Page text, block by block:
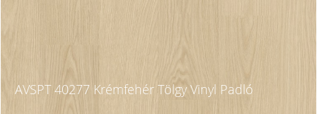
AVSPT 40277 Krémfehér Tölgy Vinyl Padló